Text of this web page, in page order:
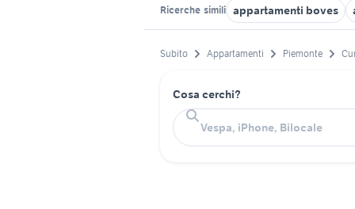
Ricerche simili appartamenti boves
Subito Appartamenti Piemonte
Cosa cerchi?